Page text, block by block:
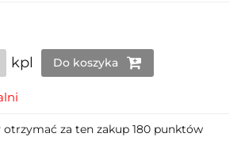
kpl Do koszyka
otrzymać za ten zakup 180 punktów